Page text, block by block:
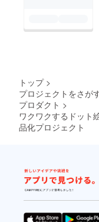
トップ >
プロジェクトをさが
プロダクト >
ワクワクするドット
品化プロジェクト